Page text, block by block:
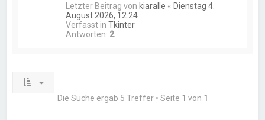
Letzter Beitrag von kiaralle « Dienstag 4.
August 2026, 12:24
Verfasst inTkinter
Antworten: 2
Die Suche ergab 5 Treffer • Seite 1 von 1